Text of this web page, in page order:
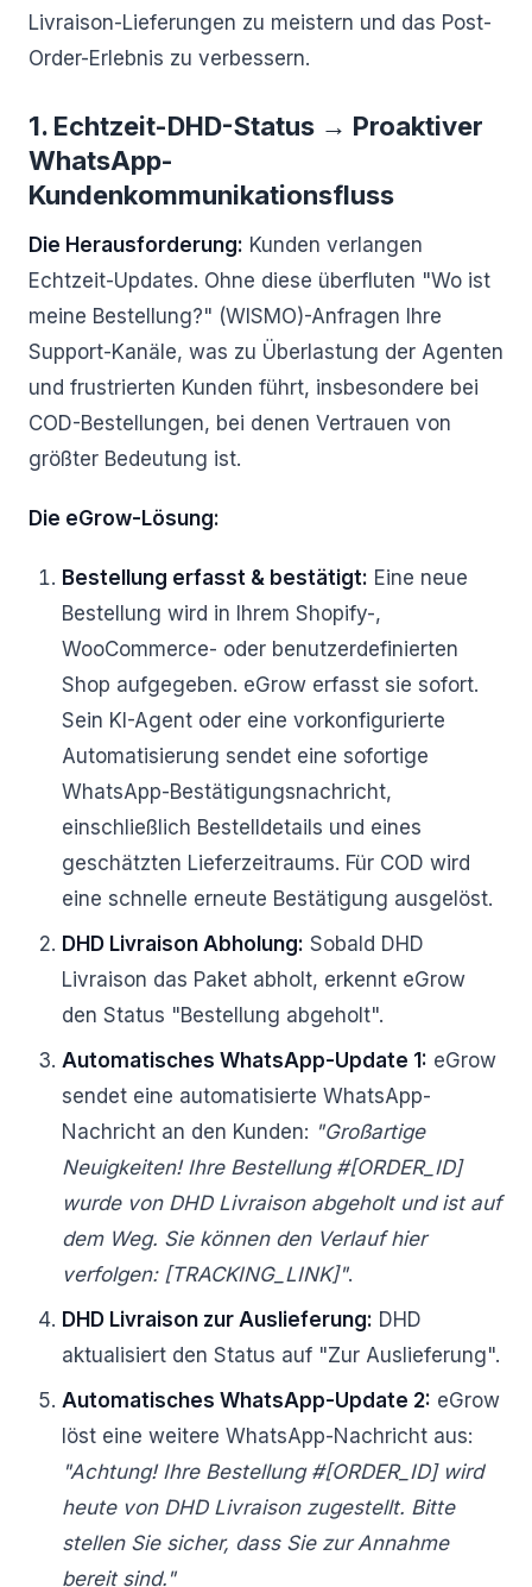
Livraison-Lieferungen zu meistern und das Post-
Order-Erlebnis zu verbessern.
1. Echtzeit-DHD-Status → Proaktiver
WhatsApp-
Kundenkommunikationsfluss
Die Herausforderung: Kunden verlangen
Echtzeit-Updates. Ohne diese überfluten "Wo ist
meine Bestellung?" (WISMO)-Anfragen Ihre
Support-Kanäle, was zu Überlastung der Agenten
und frustrierten Kunden führt, insbesondere bei
COD-Bestellungen, bei denen Vertrauen von
größter Bedeutung ist.
Die eGrow-Lösung:
Bestellung erfasst & bestätigt: Eine neue
Bestellung wird in Ihrem Shopify-,
WooCommerce- oder benutzerdefinierten
Shop aufgegeben. eGrow erfasst sie sofort.
Sein KI-Agent oder eine vorkonfigurierte
Automatisierung sendet eine sofortige
WhatsApp-Bestätigungsnachricht,
einschließlich Bestelldetails und eines
geschätzten Lieferzeitraums. Für COD wird
eine schnelle erneute Bestätigung ausgelöst.
DHD Livraison Abholung: Sobald DHD
Livraison das Paket abholt, erkennt eGrow
den Status "Bestellung abgeholt".
Automatisches WhatsApp-Update 1: eGrow
sendet eine automatisierte WhatsApp-
Nachricht an den Kunden: "Großartige
Neuigkeiten! Ihre Bestellung #[ORDER_ID]
wurde von DHD Livraison abgeholt und ist auf
dem Weg. Sie können den Verlauf hier
verfolgen: [TRACKING_LINK]".
DHD Livraison zur Auslieferung: DHD
aktualisiert den Status auf "Zur Auslieferung".
Automatisches WhatsApp-Update 2: eGrow
löst eine weitere WhatsApp-Nachricht aus:
"Achtung! Ihre Bestellung #[ORDER_ID] wird
heute von DHD Livraison zugestellt. Bitte
stellen Sie sicher, dass Sie zur Annahme
bereit sind."